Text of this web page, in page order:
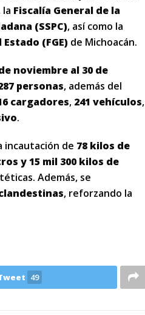
la Fiscalía General de la
(SSPC), así como la
(FGE) de Michoacán.
noviembre al 30 de
personas, además del
cargadores, 241 vehículos,
.
incautación de 78 kilos de
y 15 mil 300 kilos de
Además, se
, reforzando la
49